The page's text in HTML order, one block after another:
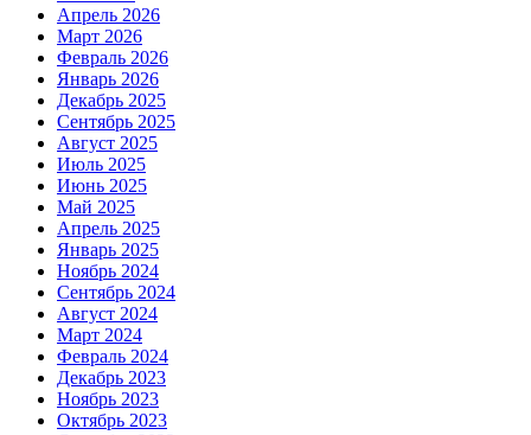
Апрель 2026
Март 2026
Февраль 2026
Январь 2026
Декабрь 2025
Сентябрь 2025
Август 2025
Июль 2025
Июнь 2025
Май 2025
Апрель 2025
Январь 2025
Ноябрь 2024
Сентябрь 2024
Август 2024
Март 2024
Февраль 2024
Декабрь 2023
Ноябрь 2023
Октябрь 2023